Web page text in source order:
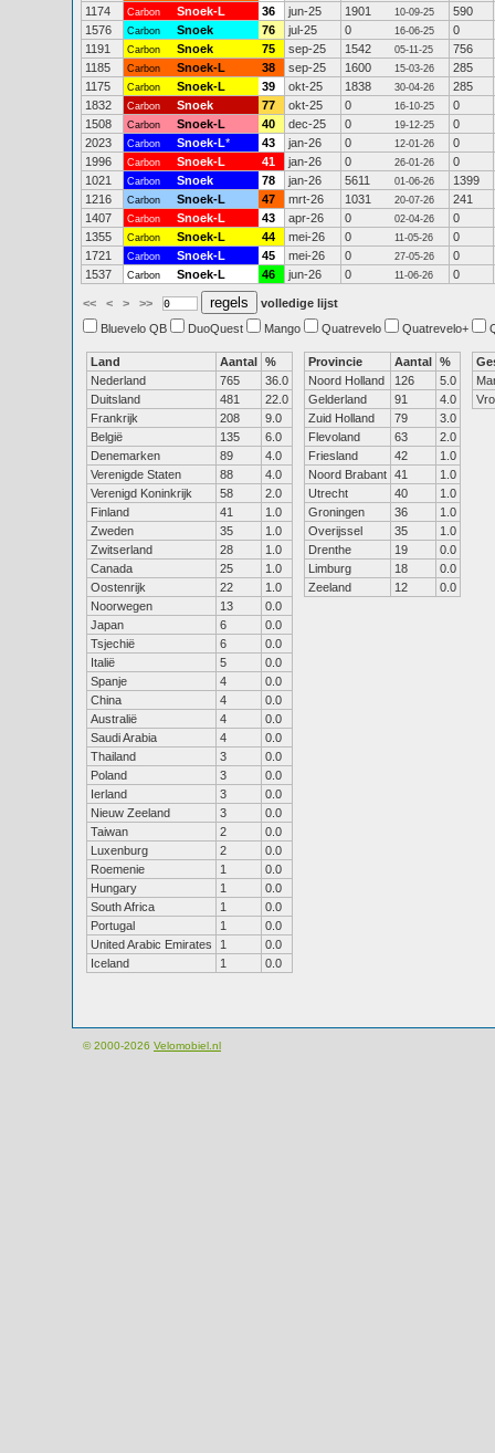
1174
Carbon Snoek-L 36 jun-25 1901 10-09-25
590
1576
Carbon Snoek 76 jul-25 0 16-06-25
0
1191
Carbon Snoek 75 sep-25 1542 05-11-25
756
1185
Carbon Snoek-L 38 sep-25 1600 15-03-26
285
1175
Carbon Snoek-L 39 okt-25 1838 30-04-26
285
1832
Carbon Snoek 77 okt-25 0 16-10-25
0
1508
Carbon Snoek-L 40 dec-25 0 19-12-25
0
2023
Carbon Snoek-L* 43 jan-26 0 12-01-26
0
1996
Carbon Snoek-L 41 jan-26 0 26-01-26
0
1021
Carbon Snoek 78 jan-26 5611 01-06-26
1399
1216
Carbon Snoek-L 47 mrt-26 1031 20-07-26
241
1407
Carbon Snoek-L 43 apr-26 0 02-04-26
0
1355
Carbon Snoek-L 44 mei-26 0 11-05-26
0
1721
Carbon Snoek-L 45 mei-26 0 27-05-26
0
1537
Carbon Snoek-L 46 jun-26 0 11-06-26 0
<< < > >>
volledige lijst
Bluevelo QB
DuoQuest Mango Quatrevelo Quatrevelo+
Land Aantal %
Nederland
765
36.0
Duitsland
481
22.0
Frankrijk
208
9.0
België
135
6.0
Denemarken
89
4.0
Verenigde Staten
88
4.0
Verenigd Koninkrijk
58
2.0
Finland
41
1.0
Zweden
35
1.0
Zwitserland
28
1.0
Canada
25
1.0
Oostenrijk
22
1.0
Noorwegen
13
0.0
Japan
6
0.0
Tsjechië
6
0.0
Italië
5
0.0
Spanje
4
0.0
China
4
0.0
Australië
4
0.0
Saudi Arabia
4
0.0
Thailand
3
0.0
Poland
3
0.0
Ierland
3
0.0
Nieuw Zeeland
3
0.0
Taiwan
2
0.0
Luxenburg
2
0.0
Roemenie
1
0.0
Hungary
1
0.0
South Africa
1
0.0
Portugal
1
0.0
United Arabic Emirates
1
0.0
Iceland
1 0.0
Provincie Aantal %
Noord Holland
126
5.0
Gelderland
91
4.0
Zuid Holland
79
3.0
Flevoland
63
2.0
Friesland
42
1.0
Noord Brabant 41
1.0
Utrecht
40
1.0
Groningen
36
1.0
Overijssel
35
1.0
Drenthe
19
0.0
Limburg
18
0.0
Zeeland
12 0.0
© 2000-2026 Velomobiel.nl